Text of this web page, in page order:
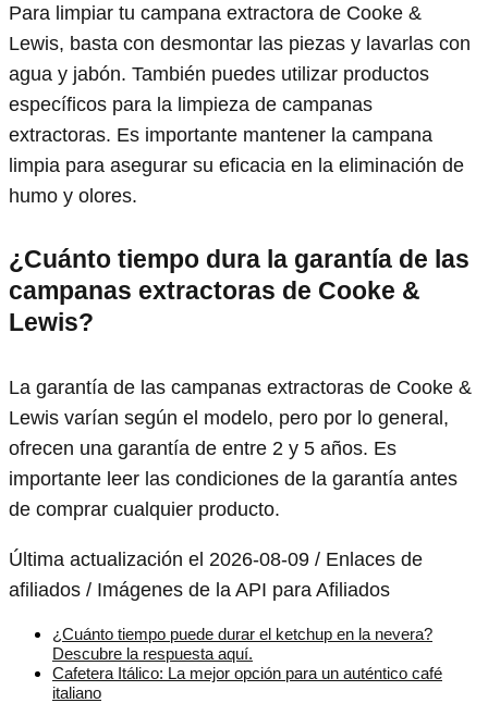
Para limpiar tu campana extractora de Cooke &
Lewis, basta con desmontar las piezas y lavarlas con
agua y jabón. También puedes utilizar productos
específicos para la limpieza de campanas
extractoras. Es importante mantener la campana
limpia para asegurar su eficacia en la eliminación de
humo y olores.
¿Cuánto tiempo dura la garantía de las
campanas extractoras de Cooke &
Lewis?
La garantía de las campanas extractoras de Cooke &
Lewis varían según el modelo, pero por lo general,
ofrecen una garantía de entre 2 y 5 años. Es
importante leer las condiciones de la garantía antes
de comprar cualquier producto.
Última actualización el 2026-08-09 / Enlaces de
afiliados / Imágenes de la API para Afiliados
¿Cuánto tiempo puede durar el ketchup en la nevera?
Descubre la respuesta aquí.
Cafetera Itálico: La mejor opción para un auténtico café
italiano